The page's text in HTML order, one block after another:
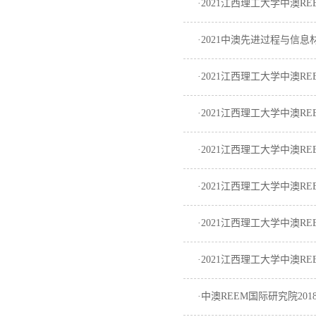
·2021江西理工大学中澳
·2021中澳先进过程与信
·2021江西理工大学中澳
·2021江西理工大学中澳
·2021江西理工大学中澳
·2021江西理工大学中澳
·2021江西理工大学中澳
·2021江西理工大学中澳
·中澳REEM国际研究院